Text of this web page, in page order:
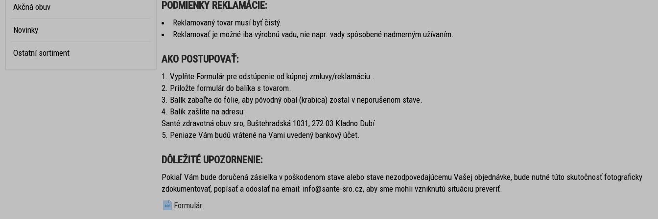
Akčná obuv
Novinky
Ostatní sortiment
PODMIENKY REKLAMÁCIE:
Reklamovaný tovar musí byť čistý.
Reklamovať je možné iba výrobnú vadu, nie napr. vady spôsobené nadmerným užívaním.
AKO POSTUPOVAŤ:
Vyplňte Formulár pre odstúpenie od kúpnej zmluvy/reklamáciu .
Priložte formulár do balíka s tovarom.
Balík zabaľte do fólie, aby pôvodný obal (krabica) zostal v neporušenom stave.
Balík zašlite na adresu:
Santé zdravotná obuv sro, Buštehradská 1031, 272 03 Kladno Dubí
Peniaze Vám budú vrátené na Vami uvedený bankový účet.
DÔLEŽITÉ UPOZORNENIE:
Pokiaľ Vám bude doručená zásielka v poškodenom stave alebo stave nezodpovedajúcemu Vašej objednávke, bude nutné túto skutočnosť fotograficky
zdokumentovať, popísať a odoslať na email: info@sante-sro.cz, aby sme mohli vzniknutú situáciu preveriť.
Formulár